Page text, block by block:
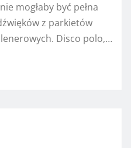
mogłaby być pełna
z parkietów
Disco polo,…